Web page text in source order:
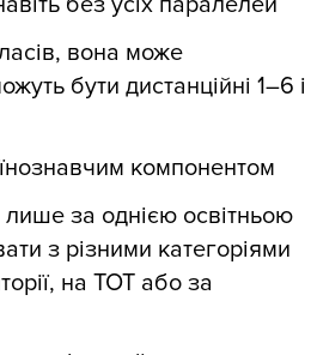
вона може
бути дистанційні 1–6 і
компонентом
лише за однією освітньою
з різними категоріями
на ТОТ або за